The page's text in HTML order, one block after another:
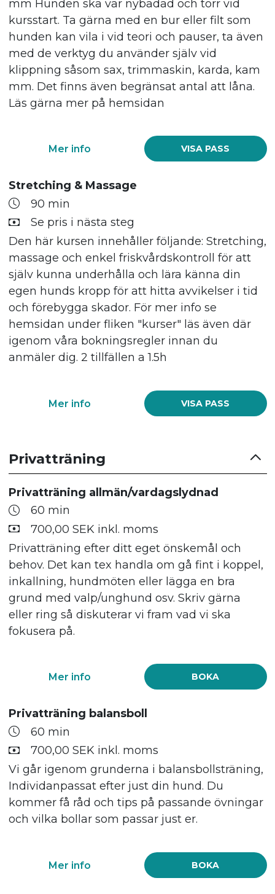
mm Hunden ska var nybadad och torr vid
kursstart. Ta gärna med en bur eller filt som
hunden kan vila i vid teori och pauser, ta även
med de verktyg du använder själv vid
klippning såsom sax, trimmaskin, karda, kam
mm. Det finns även begränsat antal att låna.
Läs gärna mer på hemsidan
VISA PASS
Mer info
Stretching & Massage
90 min
Se pris i nästa steg
Den här kursen innehåller följande: Stretching,
massage och enkel friskvårdskontroll för att
själv kunna underhålla och lära känna din
egen hunds kropp för att hitta avvikelser i tid
och förebygga skador. För mer info se
hemsidan under fliken "kurser" läs även där
igenom våra bokningsregler innan du
anmäler dig. 2 tillfällen a 1.5h
VISA PASS
Mer info
Privatträning
Privatträning allmän/vardagslydnad
60 min
700,00 SEK inkl. moms
Privatträning efter ditt eget önskemål och
behov. Det kan tex handla om gå fint i koppel,
inkallning, hundmöten eller lägga en bra
grund med valp/unghund osv. Skriv gärna
eller ring så diskuterar vi fram vad vi ska
fokusera på.
BOKA
Mer info
Privatträning balansboll
60 min
700,00 SEK inkl. moms
Vi går igenom grunderna i balansbollsträning,
Individanpassat efter just din hund. Du
kommer få råd och tips på passande övningar
och vilka bollar som passar just er.
BOKA
Mer info